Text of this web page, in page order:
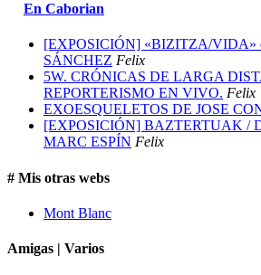
En Caborian
[EXPOSICIÓN] «BIZITZA/VIDA»
SÁNCHEZ Felix
5W. CRÓNICAS DE LARGA
REPORTERISMO EN VIVO. Felix
EXOESQUELETOS DE JOSE
[EXPOSICIÓN] BAZTERTUAK /
MARC ESPÍN Felix
# Mis otras webs
Mont Blanc
Amigas | Varios